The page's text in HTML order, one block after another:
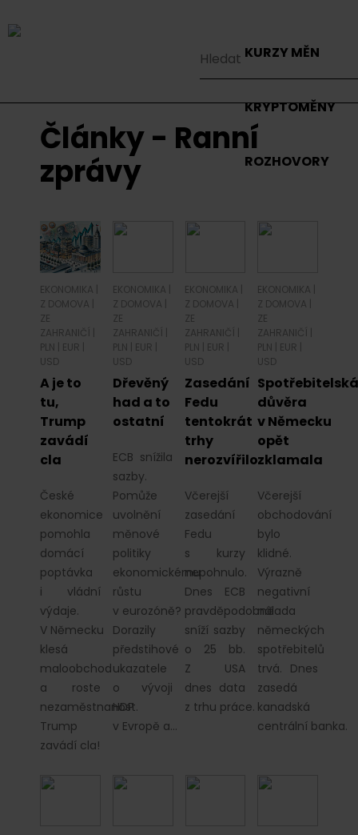
KURZY MĚN
KRYPTOMĚNY
ROZHOVORY
Články - Ranní
zprávy
EKONOMIKA
Z DOMOVA
ZE
ZAHRANIČÍ
PLN
EUR
USD
A je to
tu,
Trump
zavádí
cla
České
ekonomice
pomohla
domácí
poptávka
i vládní
výdaje.
V Německu
klesá
maloobchod
a roste
nezaměstnanost.
Trump
zavádí cla!
EKONOMIKA
Z DOMOVA
ZE
ZAHRANIČÍ
PLN
EUR
USD
Dřevěný
had a to
ostatní
ECB snížila
sazby.
Pomůže
uvolnění
měnové
politiky
ekonomickému
růstu
v eurozóně?
Dorazily
předstihové
ukazatele
o vývoji
HDP
v Evropě a…
EKONOMIKA
Z DOMOVA
ZE
ZAHRANIČÍ
PLN
EUR
USD
Zasedání
Fedu
tentokrát
trhy
nerozvířilo
Včerejší
zasedání
Fedu
s kurzy
nepohnulo.
Dnes ECB
pravděpodobně
sníží sazby
o 25 bb.
Z USA
dnes data
z trhu práce.
EKONOMIKA
Z DOMOVA
ZE
ZAHRANIČÍ
PLN
EUR
USD
důvěra
v Německu
opět
zklamala
Včerejší
obchodování
bylo
klidné.
Výrazně
negativní
nálada
německých
spotřebitelů
trvá. Dnes
zasedá
kanadská
centrální banka.